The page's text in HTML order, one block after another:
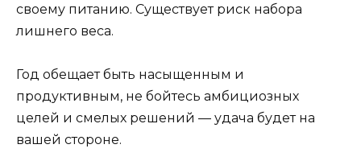
своему питанию. Существует риск набора
лишнего веса.
Год обещает быть насыщенным и
продуктивным, не бойтесь амбициозных
целей и смелых решений — удача будет на
вашей стороне.